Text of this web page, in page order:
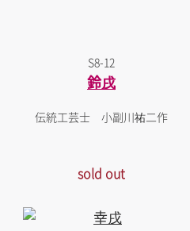
S8-12
鈴戌
伝統工芸士 小副川祐二作
sold out